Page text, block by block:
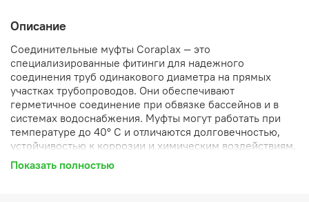
Описание
Соединительные муфты Coraplax — это
специализированные фитинги для надежного
соединения труб одинакового диаметра на прямых
участках трубопроводов. Они обеспечивают
герметичное соединение при обвязке бассейнов и в
системах водоснабжения. Муфты могут работать при
температуре до 40° C и отличаются долговечностью,
устойчивостью к коррозии и химическим воздействиям,
а также простотой монтажа.
Показать полностью